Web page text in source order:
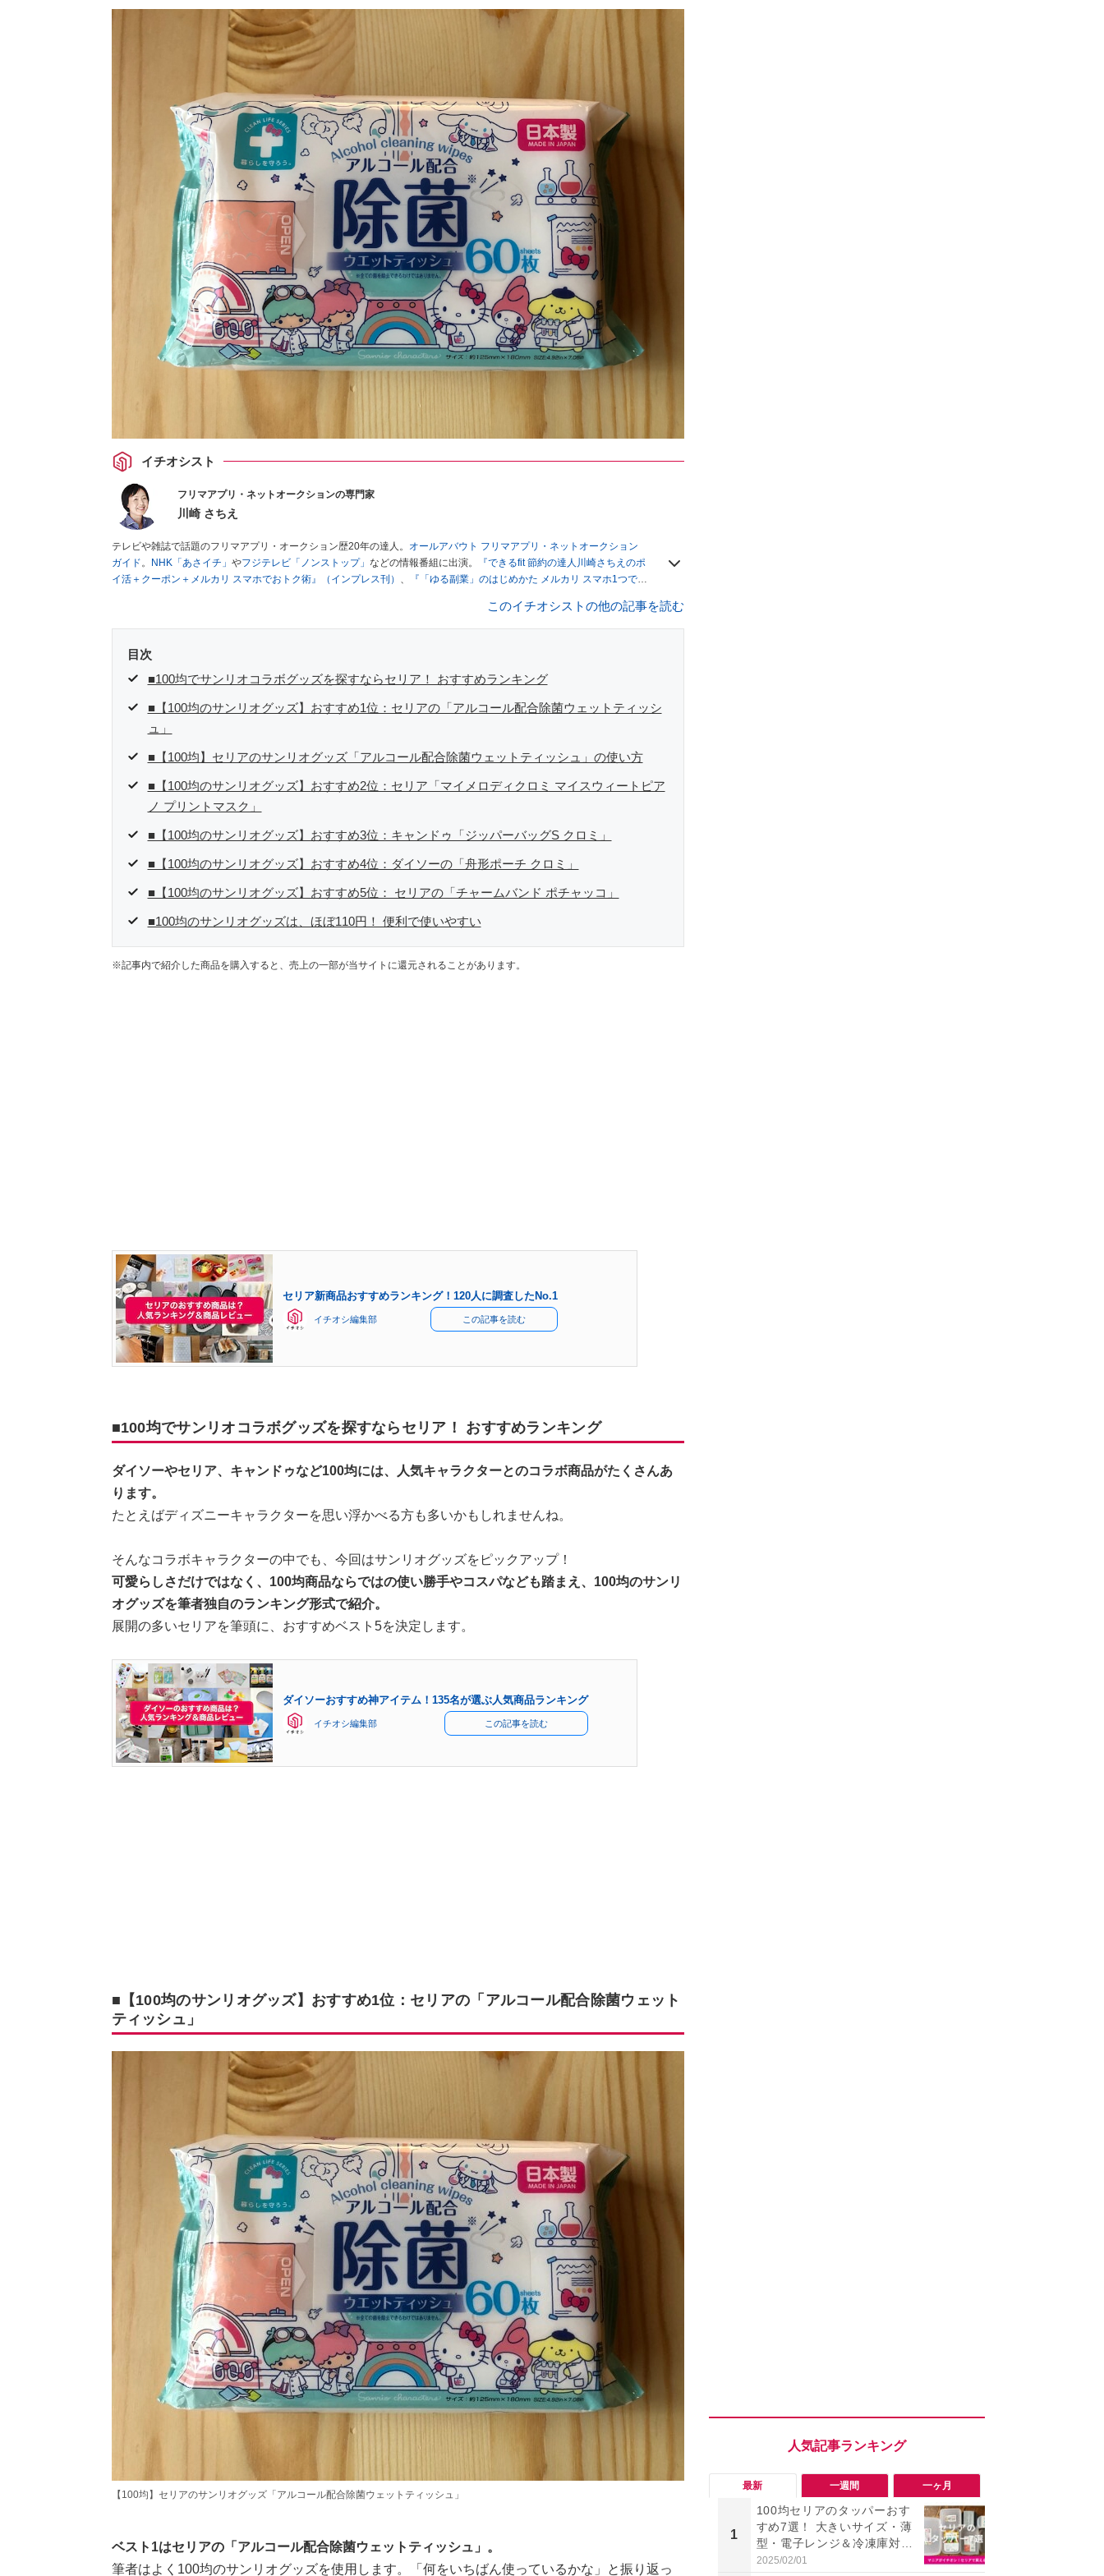
イチオシスト
フリマアプリ・ネットオークションの専門家
川崎 さちえ
テレビや雑誌で話題のフリマアプリ・オークション歴20年の達人。
オールアバウト フリマアプリ・ネットオークション
ガイド 。 NHK「あさイチ」 やフジテレビ「ノンストップ」 などの情報番組に出演。
『できるfit 節約の達人川崎さちえのポ
イ活＋クーポン＋メルカリ スマホでおトク術』（インプレス刊）
『「ゆる副業」のはじめかた メルカリ スマホ1つでス
■経歴：2003年、夫が子育てをするために、突然会社を辞める。翌月からの給料が０円になり、家にいながら、しかも空
いた時間でできるオークションに目をつける。しかし、取引の仕方がわからずに、まずは落札者として参加。その後、出
を生活の一部に取り入れるべく、「ネットオークションやフリマアプリは生活のインフラになる」という考えを持つ。ま
た消費税増税の社会においては、ネットオークションやフリマアプリが家計の救世主になりえると考え、業者とは違う視
このイチオシストの他の記事を読む
目次
■100均でサンリオコラボグッズを探すならセリア！ おすすめランキング
■【100均のサンリオグッズ】おすすめ1位：セリアの「アルコール配合除菌ウェットティッシ
ュ」
■【100均】セリアのサンリオグッズ「アルコール配合除菌ウェットティッシュ」の使い方
■【100均のサンリオグッズ】おすすめ2位：セリア「マイメロディクロミ マイスウィートピア
ノ プリントマスク」
■【100均のサンリオグッズ】おすすめ3位：キャンドゥ「ジッパーバッグS クロミ」
■【100均のサンリオグッズ】おすすめ4位：ダイソーの「舟形ポーチ クロミ」
■【100均のサンリオグッズ】おすすめ5位： セリアの「チャームバンド ポチャッコ」
■100均のサンリオグッズは、ほぼ110円！ 便利で使いやすい
※記事内で紹介した商品を購入すると、売上の一部が当サイトに還元されることがあります。
セリア新商品おすすめランキング！120人に調査したNo.1
イチオシ編集部 この記事を読む
■100均でサンリオコラボグッズを探すならセリア！ おすすめランキング
ダイソーやセリア、キャンドゥなど100均には、人気キャラクターとのコラボ商品がたくさんあ
ります。
たとえばディズニーキャラクターを思い浮かべる方も多いかもしれませんね。
そんなコラボキャラクターの中でも、今回はサンリオグッズをピックアップ！
可愛らしさだけではなく、100均商品ならではの使い勝手やコスパなども踏まえ、100均のサンリ
オグッズを筆者独自のランキング形式で紹介。
展開の多いセリアを筆頭に、おすすめベスト5を決定します。
ダイソーおすすめ神アイテム！135名が選ぶ人気商品ランキング
イチオシ編集部 この記事を読む
■【100均のサンリオグッズ】おすすめ1位：セリアの「アルコール配合除菌ウェット
ティッシュ」
【100均】セリアのサンリオグッズ「アルコール配合除菌ウェットティッシュ」
ベスト1はセリアの「アルコール配合除菌ウェットティッシュ」。
筆者はよく100均のサンリオグッズを使用します。「何をいちばん使っているかな」と振り返っ
最新 一週間 一ヶ月
1
100均セリアのタッパーおす
すめ7選！ 大きいサイズ・薄
型・電子レンジ＆冷凍庫対
応・洗いやすいタイプなど種
2025/02/01